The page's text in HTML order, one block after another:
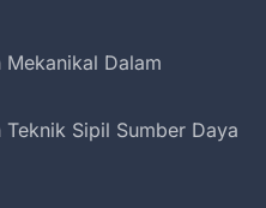
Mekanikal Dalam
Sipil Sumber Daya